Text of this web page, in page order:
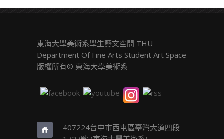
東海大學美術系學生藝文空間 THU
Department Of Fine Arts Student Art Space
版權所有© 東海大學美術系
407224台中市西屯區臺灣大道四段